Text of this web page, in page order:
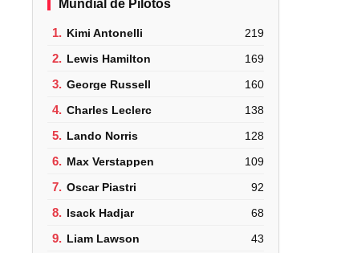
Mundial de Pilotos
1. Kimi Antonelli 219
2. Lewis Hamilton 169
3. George Russell 160
4. Charles Leclerc 138
5. Lando Norris 128
6. Max Verstappen 109
7. Oscar Piastri 92
8. Isack Hadjar 68
9. Liam Lawson 43